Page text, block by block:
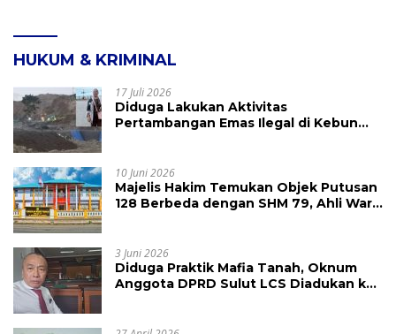
HUKUM & KRIMINAL
17 Juli 2026
Diduga Lakukan Aktivitas
Pertambangan Emas Ilegal di Kebun
10 Juni 2026
Majelis Hakim Temukan Objek Putusan
128 Berbeda dengan SHM 79, Ahli Waris
3 Juni 2026
Diduga Praktik Mafia Tanah, Oknum
Anggota DPRD Sulut LCS Diadukan ke